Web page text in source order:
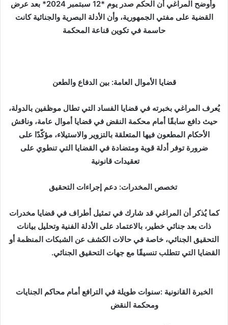
وأوضح المراغي أن الحكم صدر يوم *12 سبتمبر 2024* بعد عرض
القضية على مفتي الجمهورية، وأن الأدلة البصرية والجنائية كانت
حاسمة في تكوين قناعة المحكمة
قضايا الأموال العامة: بين الدفاع والطعن
يُعرف المراغي بخبرته في قضايا الفساد التي تطال موظفين بالدولة،
حيث دافع سابقًا أمام محكمة النقض في قضايا أموال عامة، وناقش
الأحكام المطعون فيها المتعلقة بالتزوير والاستيلاء، مؤكّدًا على
ضرورة توفر أدلة قوية ومتضادة في القضايا التي تنطوي على
تعقيدات قانونية
تخصص المخدرات: دعم إجراءات التحقيق
كما يُذكر أن المراغي قد شارك في تمثيل أطراف في قضايا مخدرات
ذات بعد جنائي خطير، بالاعتماد على الأدلة الفنية وتحليل بيانات
التحقيق الجنائي، خاصة في حالات الكشف عن الشبكات المنظمة أو
القضايا التي تتطلب تنسيقًا مع جهات التحقيق الجنائي.
الخبرة القانونية :سنوات طويلة في الترافع أمام محاكم الجنايات
ومحكمة النقض